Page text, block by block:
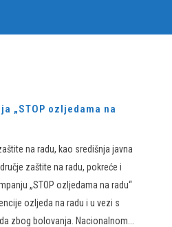
„STOP ozljedama na
na radu, kao središnja javna
zaštite na radu, pokreće i
„STOP ozljedama na radu“
ozljeda na radu i u vezi s
zbog bolovanja. Nacionalnom...